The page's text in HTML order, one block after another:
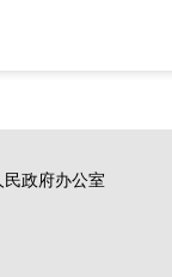
政府办公室